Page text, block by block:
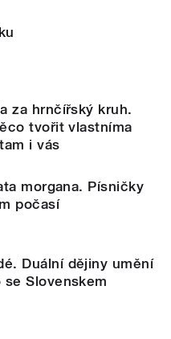
za hrnčířský kruh.
tvořit vlastníma
i vás
morgana. Písničky
počasí
Duální dějiny umění
se Slovenskem